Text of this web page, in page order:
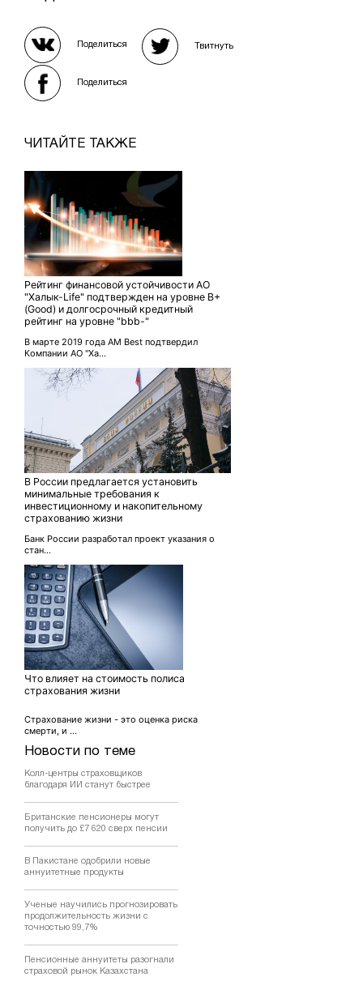
Новости по теме
Колл-центры страховщиков
благодаря ИИ станут быстрее
Британские пенсионеры могут
получить до £7 620 сверх пенсии
В Пакистане одобрили новые
аннуитетные продукты
Ученые научились прогнозировать
продолжительность жизни с
точностью 99,7%
Пенсионные аннуитеты разогнали
страховой рынок Казахстана
Поделиться Твитнуть
Поделиться
ЧИТАЙТЕ ТАКЖЕ
Рейтинг финансовой устойчивости АО
"Халык-Life" подтвержден на уровне B+
(Good) и долгосрочный кредитный
рейтинг на уровне "bbb-"
В марте 2019 года AM Best подтвердил
Компании АО "Ха...
В России предлагается установить
минимальные требования к
инвестиционному и накопительному
страхованию жизни
Банк России разработал проект указания о
стан...
Что влияет на стоимость полиса
страхования жизни
Страхование жизни - это оценка риска
смерти, и ...